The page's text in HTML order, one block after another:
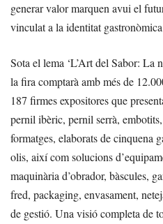
generar valor marquen avui el
vinculat a la identitat
Sota el lema ‘L’Art del Sabor: La
la fira comptarà amb més de
187 firmes expositores que
pernil ibèric, pernil serrà,
formatges, elaborats de cinquena
olis, així com solucions
maquinària d’obrador, bàscules,
fred, packaging, envasament,
de gestió. Una visió completa de